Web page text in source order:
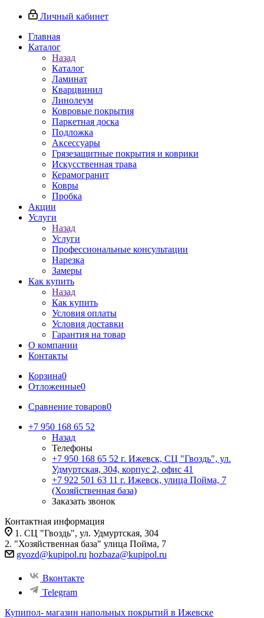
Личный кабинет
Главная
Каталог
Назад
Каталог
Ламинат
Кварцвинил
Линолеум
Ковровые покрытия
Паркетная доска
Подложка
Аксессуары
Грязезащитные покрытия и коврики
Искусственная трава
Керамогранит
Ковры
Пробка
Акции
Услуги
Назад
Услуги
Профессиональные консультации
Нарезка
Замеры
Как купить
Назад
Как купить
Условия оплаты
Условия доставки
Гарантия на товар
О компании
Контакты
Корзина0
Отложенные0
Сравнение товаров0
+7 950 168 65 52
Назад
Телефоны
+7 950 168 65 52 г. Ижевск, СЦ "Гвоздь", ул.
Удмуртская, 304, корпус 2, офис 41
+7 922 501 63 11 г. Ижевск, улица Пойма, 7
(Хозяйственная база)
Заказать звонок
Контактная информация
1. СЦ "Гвоздь", ул. Удмуртская, 304
2. "Хозяйственная база" улица Пойма, 7
gvozd@kupipol.ru hozbaza@kupipol.ru
Вконтакте
Telegram
Купипол- магазин напольных покрытий в Ижевске